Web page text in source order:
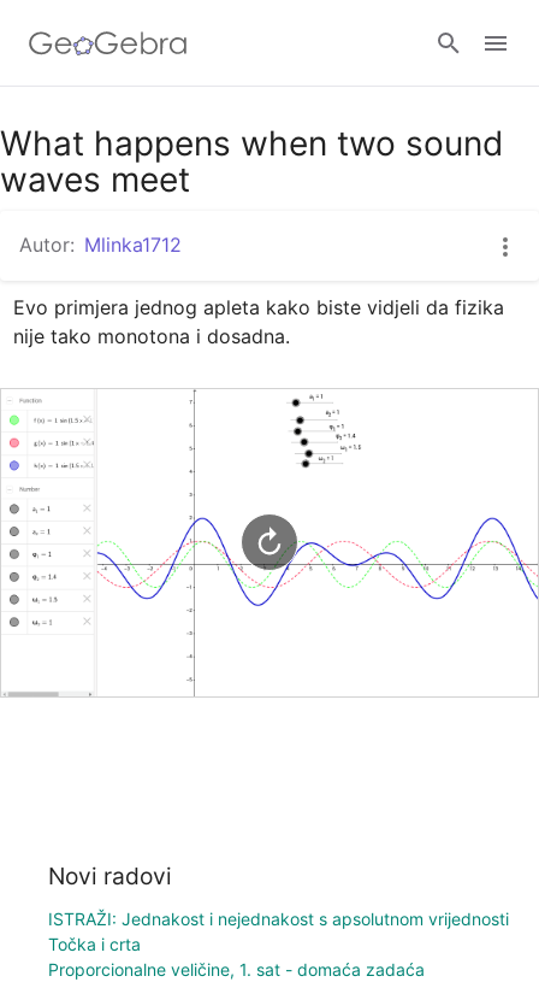
Google Classroom
Prijavi se
What happens when two sound
waves meet
Autor: Mlinka1712
Evo primjera jednog apleta kako biste vidjeli da fizika
nije tako monotona i dosadna.
Novi radovi
ISTRAŽI: Jednakost i nejednakost s apsolutnom vrijednosti
Točka i crta
Proporcionalne veličine, 1. sat - domaća zadaća